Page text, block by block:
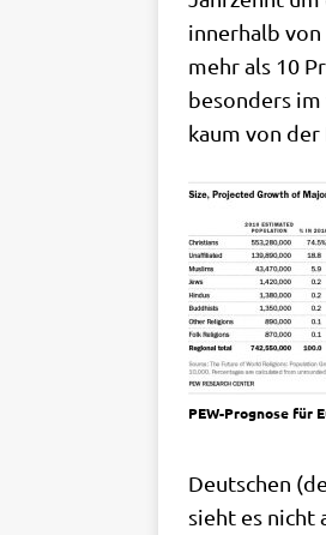
inner­halb von
mehr als 10
beson­ders
kaum von
PEW-Pro­gno­se für
Deut­schen
sieht es nicht